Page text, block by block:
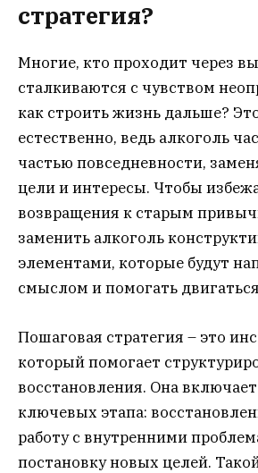
стратегия?
Многие, кто проходит через
сталкиваются с чувством
как строить жизнь дальше?
естественно, ведь алкоголь
частью повседневности,
цели и интересы. Чтобы
возвращения к старым
заменить алкоголь
элементами, которые будут
смыслом и помогать
Пошаговая стратегия – это
который помогает
восстановления. Она
ключевых этапа:
работу с внутренними
постановку новых целей.